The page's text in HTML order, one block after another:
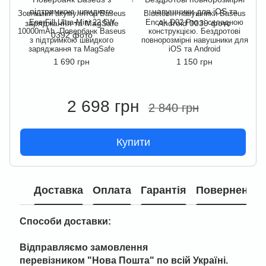
Зовнішній акумулятор Baseus
EnerFill Ultra-Mini 22.5W
10000mAh. Повербанк Baseus
з підтримкою швидкого
заряджання та MagSafe
1 690 грн
Bluetooth-навушники Baseus
Encok D02 Pro зі складною
конструкцією. Бездротові
повнорозмірні навушники для
iOS та Android
1 150 грн
2 698 грн 2 840 грн
Купити
Доставка Оплата Гарантія Повернення
Способи доставки:
Відправляємо замовлення
перевізником "Нова Пошта" по всій Україні